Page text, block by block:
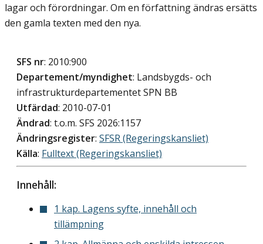
lagar och förordningar. Om en författning ändras ersätts
den gamla texten med den nya.
SFS nr: 2010:900
Departement/myndighet: Landsbygds- och
infrastrukturdepartementet SPN BB
Utfärdad: 2010-07-01
Ändrad: t.o.m. SFS 2026:1157
Ändringsregister: SFSR (Regeringskansliet)
Källa: Fulltext (Regeringskansliet)
Innehåll:
1 kap. Lagens syfte, innehåll och
tillämpning